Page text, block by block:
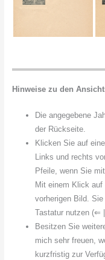
Hinweise zu den
Die angegebene
der Rückseite.
Klicken Sie auf
Links und rechts
Pfeile, wenn Sie
Mit einem Klick
vorherigen Bild.
Tastatur nutzen (⇐
Besitzen Sie
mich sehr freuen,
kurzfristig zur